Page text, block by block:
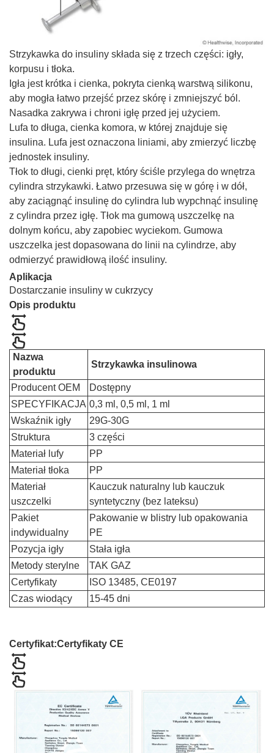
Strzykawka do insuliny składa się z trzech części: igły,
korpusu i tłoka.
Igła jest krótka i cienka, pokryta cienką warstwą silikonu,
aby mogła łatwo przejść przez skórę i zmniejszyć ból.
Nasadka zakrywa i chroni igłę przed jej użyciem.
Lufa to długa, cienka komora, w której znajduje się
insulina. Lufa jest oznaczona liniami, aby zmierzyć liczbę
jednostek insuliny.
Tłok to długi, cienki pręt, który ściśle przylega do wnętrza
cylindra strzykawki. Łatwo przesuwa się w górę i w dół,
aby zaciągnąć insulinę do cylindra lub wypchnąć insulinę
z cylindra przez igłę. Tłok ma gumową uszczelkę na
dolnym końcu, aby zapobiec wyciekom. Gumowa
uszczelka jest dopasowana do linii na cylindrze, aby
odmierzyć prawidłową ilość insuliny.
Aplikacja
Dostarczanie insuliny w cukrzycy
Opis produktu
Nazwa
produktu
Strzykawka insulinowa
Producent OEM
Dostępny
SPECYFIKACJA 0,3 ml, 0,5 ml, 1 ml
Wskaźnik igły
29G-30G
Struktura
3 części
Materiał lufy
PP
Materiał tłoka
PP
Materiał
uszczelki
Kauczuk naturalny lub kauczuk
syntetyczny (bez lateksu)
Pakiet
indywidualny
Pakowanie w blistry lub opakowania
PE
Pozycja igły
Stała igła
Metody sterylne
TAK GAZ
Certyfikaty
ISO 13485, CE0197
Czas wiodący
15-45 dni
Certyfikat:Certyfikaty CE